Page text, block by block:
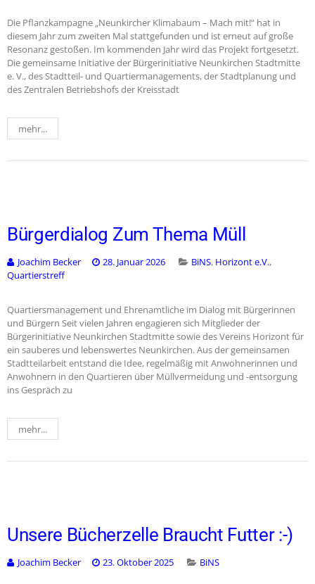
Die Pflanzkampagne „Neunkircher Klimabaum – Mach mit!“ hat in
diesem Jahr zum zweiten Mal stattgefunden und ist erneut auf große
Resonanz gestoßen. Im kommenden Jahr wird das Projekt fortgesetzt.
Die gemeinsame Initiative der Bürgerinitiative Neunkirchen Stadtmitte
e. V., des Stadtteil- und Quartiermanagements, der Stadtplanung und
des Zentralen Betriebshofs der Kreisstadt
mehr...
Bürgerdialog Zum Thema Müll
Joachim Becker 28. Januar 2026 BiNS, Horizont e.V.,
Quartierstreff
Quartiersmanagement und Ehrenamtliche im Dialog mit Bürgerinnen
und Bürgern Seit vielen Jahren engagieren sich Mitglieder der
Bürgerinitiative Neunkirchen Stadtmitte sowie des Vereins Horizont für
ein sauberes und lebenswertes Neunkirchen. Aus der gemeinsamen
Stadtteilarbeit entstand die Idee, regelmäßig mit Anwohnerinnen und
Anwohnern in den Quartieren über Müllvermeidung und -entsorgung
ins Gespräch zu
mehr...
Unsere Bücherzelle Braucht Futter :-)
Joachim Becker 23. Oktober 2025 BiNS